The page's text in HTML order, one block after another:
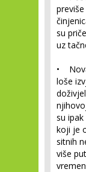
su
uz
•
loše
su
koji je
sitnih
više